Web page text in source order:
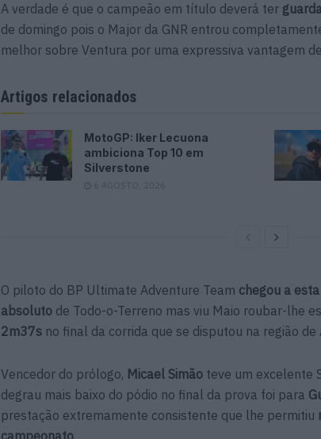
A verdade é que o campeão em título deverá ter
de domingo pois o Major da GNR entrou
melhor sobre Ventura por uma expressiva vantagem de
Artigos relacionados
MotoGP: Iker Lecuona
ambiciona Top 10 em
Silverstone
6 AGOSTO, 2026
O piloto do BP Ultimate Adventure Team chegou a
absoluto de Todo-o-Terreno mas viu Maio roubar-lhe
2m37s no final da corrida que se disputou na região de
Vencedor do prólogo, Micael Simão teve um excelente
degrau mais baixo do pódio no final da prova foi para
prestação extremamente consistente que lhe permitiu
campeonato.